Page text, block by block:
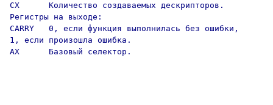
CX      Количество создаваемых дескрипторов.
Регистры на выходе:
CARRY   0, если функция выполнилась без ошибки,
1, если произошла ошибка.
AX      Базовый селектор.